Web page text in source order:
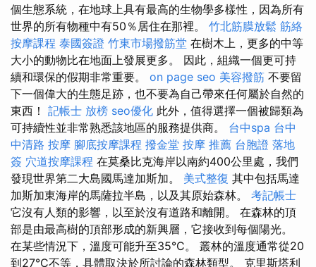
個生態系統，在地球上具有最高的生物學多樣性，因為所有
世界的所有物種中有50％居住在那裡。 竹北筋膜放鬆 筋絡
按摩課程 泰國簽證 竹東市場撥筋堂 在樹木上，更多的中等
大小的動物比在地面上發展更多。 因此，組織一個更可持
續和環保的假期非常重要。 on page seo 美容撥筋 不要留
下一個偉大的生態足跡，也不要為自己帶來任何屬於自然的
東西！ 記帳士 放榜 seo優化 此外，值得選擇一個被歸類為
可持續性並非常熟悉該地區的服務提供商。 台中spa 台中
中清路 按摩 腳底按摩課程 撥金堂 按摩 推薦 台胞證 落地
簽 穴道按摩課程 在莫桑比克海岸以南約400公里處，我們
發現世界第二大島國馬達加斯加。 美式整復 其中包括馬達
加斯加東海岸的馬薩拉半島，以及其原始森林。 考記帳士
它沒有人類的影響，以至於沒有道路和離開。 在森林的頂
部是由最高樹的頂部形成的新興層，它接收到每個陽光。
在某些情況下，溫度可能升至35°C。 叢林的溫度通常從20
到27°C不等，具體取決於所討論的森林類型。 克里斯塔利